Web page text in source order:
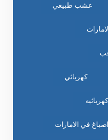
عشب طبيعي
كهربائي
كهربائيه
في الامارات